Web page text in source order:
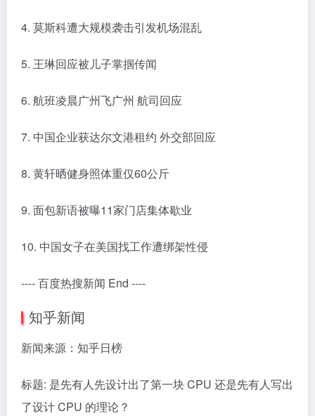
4. 莫斯科遭大规模袭击引发机场混乱
5. 王琳回应被儿子掌掴传闻
6. 航班凌晨广州飞广州 航司回应
7. 中国企业获达尔文港租约 外交部回应
8. 黄轩晒健身照体重仅60公斤
9. 面包新语被曝11家门店集体歇业
10. 中国女子在美国找工作遭绑架性侵
---- 百度热搜新闻 End ----
知乎新闻
新闻来源：知乎日榜
标题: 是先有人先设计出了第一块 CPU 还是先有人写出
了设计 CPU 的理论？